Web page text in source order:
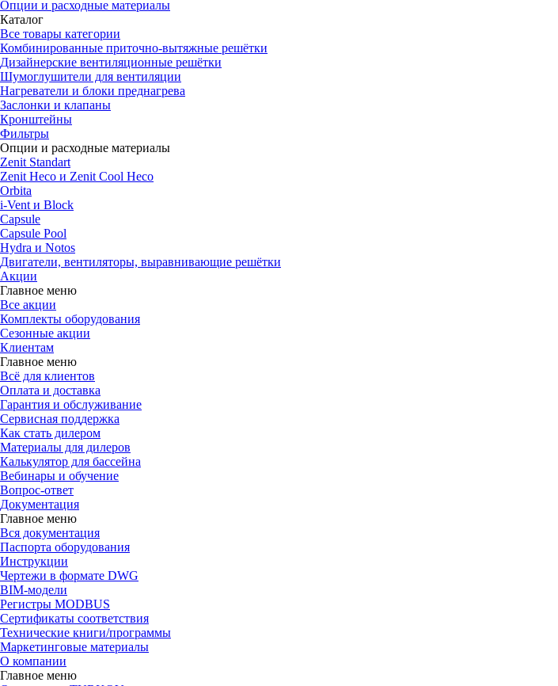
Опции и расходные материалы
Каталог
Все товары категории
Комбинированные приточно-вытяжные решётки
Дизайнерские вентиляционные решётки
Шумоглушители для вентиляции
Нагреватели и блоки преднагрева
Заслонки и клапаны
Кронштейны
Фильтры
Опции и расходные материалы
Zenit Standart
Zenit Heco и Zenit Cool Heco
Orbita
i-Vent и Block
Capsule
Capsule Pool
Hydra и Notos
Двигатели, вентиляторы, выравнивающие решётки
Акции
Главное меню
Все акции
Комплекты оборудования
Сезонные акции
Клиентам
Главное меню
Всё для клиентов
Оплата и доставка
Гарантия и обслуживание
Сервисная поддержка
Как стать дилером
Материалы для дилеров
Калькулятор для бассейна
Вебинары и обучение
Вопрос-ответ
Документация
Главное меню
Вся документация
Паспорта оборудования
Инструкции
Чертежи в формате DWG
BIM-модели
Регистры MODBUS
Сертификаты соответствия
Технические книги/программы
Маркетинговые материалы
О компании
Главное меню